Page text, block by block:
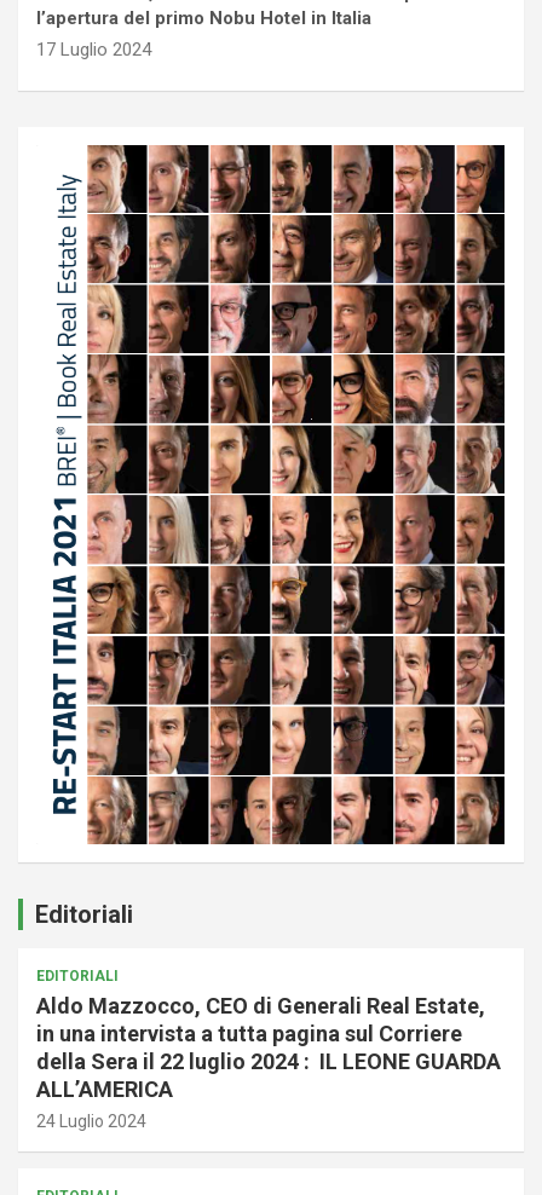
l’apertura del primo Nobu Hotel in Italia
17 Luglio 2024
Editoriali
EDITORIALI
Aldo Mazzocco, CEO di Generali Real Estate,
in una intervista a tutta pagina sul Corriere
della Sera il 22 luglio 2024 : IL LEONE GUARDA
ALL’AMERICA
24 Luglio 2024